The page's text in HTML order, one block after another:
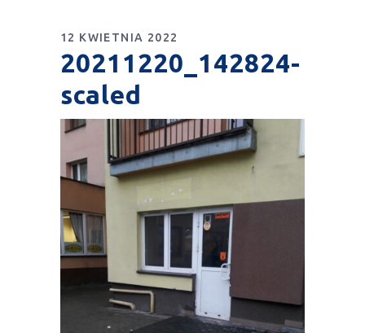
12 KWIETNIA 2022
20211220_142824-
scaled